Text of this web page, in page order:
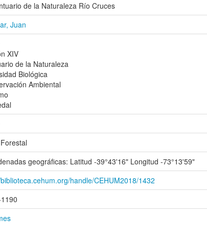
de la Naturaleza Río Cruces
Juan
XIV
de la Naturaleza
Biológica
Ambiental
geográficas: Latitud -39°43'16" Longitud -73°13'59"
handle/CEHUM2018/1432